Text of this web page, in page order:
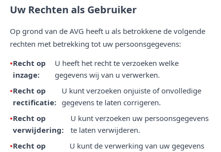
Uw Rechten als Gebruiker
Op grond van de AVG heeft u als betrokkene de volgende
rechten met betrekking tot uw persoonsgegevens:
Recht op
inzage:
U heeft het recht te verzoeken welke
gegevens wij van u verwerken.
Recht op
rectificatie:
U kunt verzoeken onjuiste of onvolledige
gegevens te laten corrigeren.
Recht op
verwijdering:
U kunt verzoeken uw persoonsgegevens
te laten verwijderen.
Recht op
U kunt de verwerking van uw gegevens